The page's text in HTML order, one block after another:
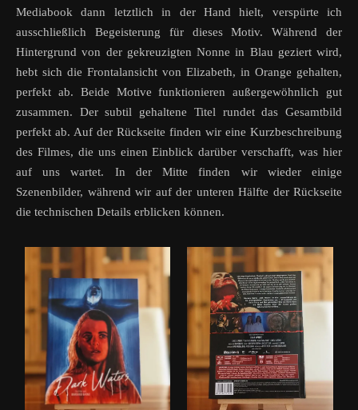
Mediabook dann letztlich in der Hand hielt, verspürte ich
ausschließlich Begeisterung für dieses Motiv. Während der
Hintergrund von der gekreuzigten Nonne in Blau geziert wird,
hebt sich die Frontalansicht von Elizabeth, in Orange gehalten,
perfekt ab. Beide Motive funktionieren außergewöhnlich gut
zusammen. Der subtil gehaltene Titel rundet das Gesamtbild
perfekt ab. Auf der Rückseite finden wir eine Kurzbeschreibung
des Filmes, die uns einen Einblick darüber verschafft, was hier
auf uns wartet. In der Mitte finden wir wieder einige
Szenenbilder, während wir auf der unteren Hälfte der Rückseite
die technischen Details erblicken können.